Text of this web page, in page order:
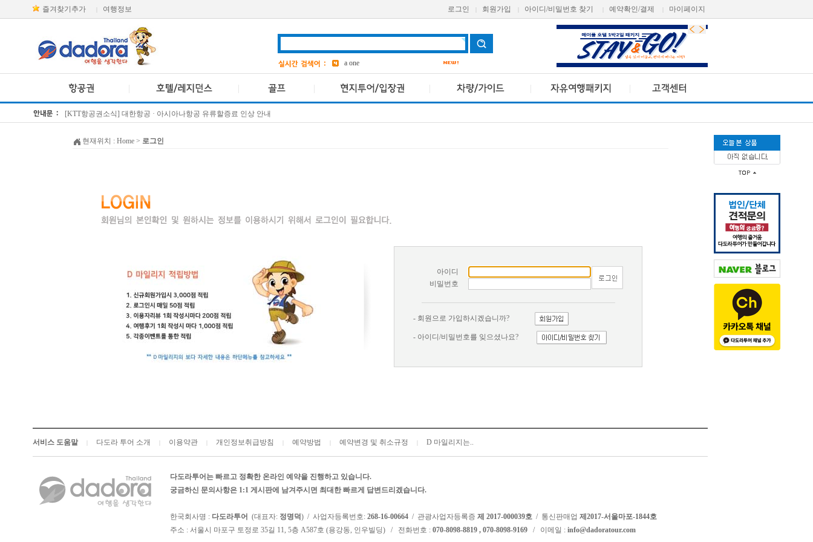
즐겨찾기추가 여행정보 로그인 회원가입 아이디/비밀번호 찾기 예약확인/결제
마이페이지
aetas
Avani
bangkok
6
a one
ASQ
pcr 4
[KTT항공권소식] 대한항공 · 아시아나항공 유류할증료 인상 안내
현재위치 : Home> 로그인
아이디
비밀번호
- 회원으로 가입하시겠습니까?
- 아이디/비밀번호를 잊으셨나요?
서비스 도움말 다도라 투어 소개 이용약관 개인정보취급방침 예약방법 예약변경 및 취소규정 D 마일리지는..
다도라투어는 빠르고 정확한 온라인 예약을 진행하고 있습니다.
궁금하신 문의사항은 1:1 게시판에 남겨주시면 최대한 빠르게 답변드리겠습니다.
한국회사명 : 다도라투어 (대표자: 정명덕) / 사업자등록번호: 268-16-00664 / 관광사업자등록증 제 2017-000039호 / 통신판매업 제2017-서울마포-1844호
주소 : 서울시 마포구 토정로 35길 11, 5층 A587호 (용강동, 인우빌딩) / 전화번호 : 070-8098-8819 , 070-8098-9169 / 이메일 : info@dadoratour.com